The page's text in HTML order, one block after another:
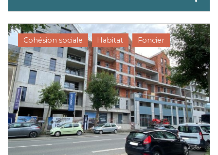
Cohésion sociale Habitat Foncier